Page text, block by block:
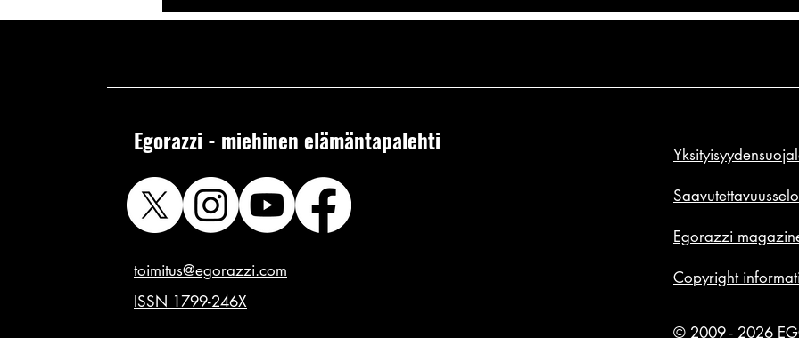
kaikin puolin täydellinen Sofiya:
hän on sitä etu-, taka – ja ihan
joka puolelta! ✪
Egorazzi - miehinen elämäntapalehti
toimitus@egorazzi.com
ISSN 1799-246X
Egorazzi
Copyright
© 2009 - 2026